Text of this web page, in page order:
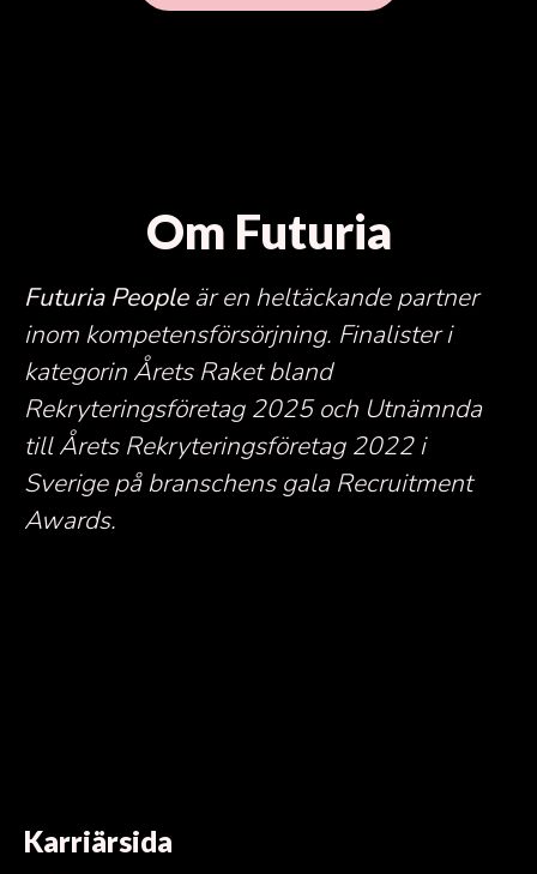
Om Futuria
Futuria People är en heltäckande partner
inom kompetensförsörjning. Finalister i
kategorin Årets Raket bland
Rekryteringsföretag 2025 och Utnämnda
till Årets Rekryteringsföretag 2022 i
Sverige på branschens gala Recruitment
Awards.
Karriärsida